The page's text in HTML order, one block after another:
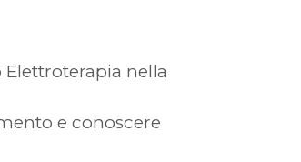
nella
e conoscere